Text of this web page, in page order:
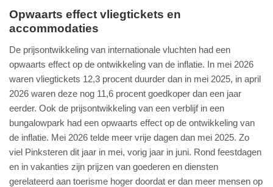
Opwaarts effect vliegtickets en
accommodaties
De prijsontwikkeling van internationale vluchten had een
opwaarts effect op de ontwikkeling van de inflatie. In mei 2026
waren vliegtickets 12,3 procent duurder dan in mei 2025, in april
2026 waren deze nog 11,6 procent goedkoper dan een jaar
eerder. Ook de prijsontwikkeling van een verblijf in een
bungalowpark had een opwaarts effect op de ontwikkeling van
de inflatie. Mei 2026 telde meer vrije dagen dan mei 2025. Zo
viel Pinksteren dit jaar in mei, vorig jaar in juni. Rond feestdagen
en in vakanties zijn prijzen van goederen en diensten
gerelateerd aan toerisme hoger doordat er dan meer mensen op